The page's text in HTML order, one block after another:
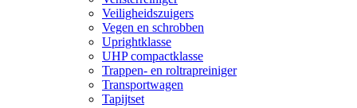
Veiligheidszuigers
Vegen en schrobben
Uprightklasse
UHP compactklasse
Trappen- en roltrapreiniger
Transportwagen
Tapijtset